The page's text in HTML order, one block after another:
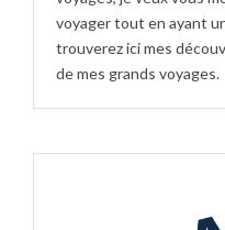
voyager tout en ayant
trouverez ici mes
de mes grands voyages.